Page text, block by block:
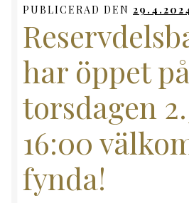
Kontakt
PUBLICERAD DEN
har öppet
torsdagen
16:00
fynda!